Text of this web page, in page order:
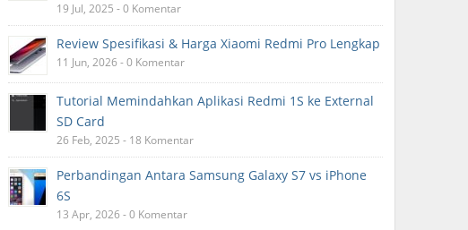
19 Jul, 2025 - 0 Komentar
Review Spesifikasi & Harga Xiaomi Redmi Pro Lengkap
11 Jun, 2026 - 0 Komentar
Tutorial Memindahkan Aplikasi Redmi 1S ke External
SD Card
26 Feb, 2025 - 18 Komentar
Perbandingan Antara Samsung Galaxy S7 vs iPhone
6S
13 Apr, 2026 - 0 Komentar